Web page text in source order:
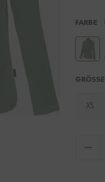
FARBE
GRÖSSE
XS